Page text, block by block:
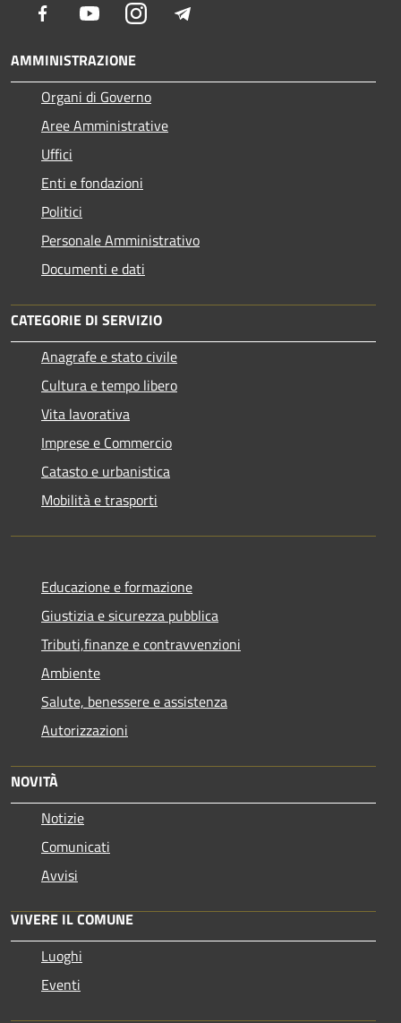
Facebook YoutubeInstagram
AMMINISTRAZIONE
Organi di Governo
Aree Amministrative
Uffici
Enti e fondazioni
Politici
Personale Amministrativo
Documenti e dati
CATEGORIE DI SERVIZIO
Anagrafe e stato civile
Cultura e tempo libero
Vita lavorativa
Imprese e Commercio
Catasto e urbanistica
Mobilità e trasporti
Educazione e formazione
Giustizia e sicurezza pubblica
Tributi,finanze e contravvenzioni
Ambiente
Salute, benessere e assistenza
Autorizzazioni
NOVITÀ
Notizie
Comunicati
Avvisi
VIVERE IL COMUNE
Luoghi
Eventi